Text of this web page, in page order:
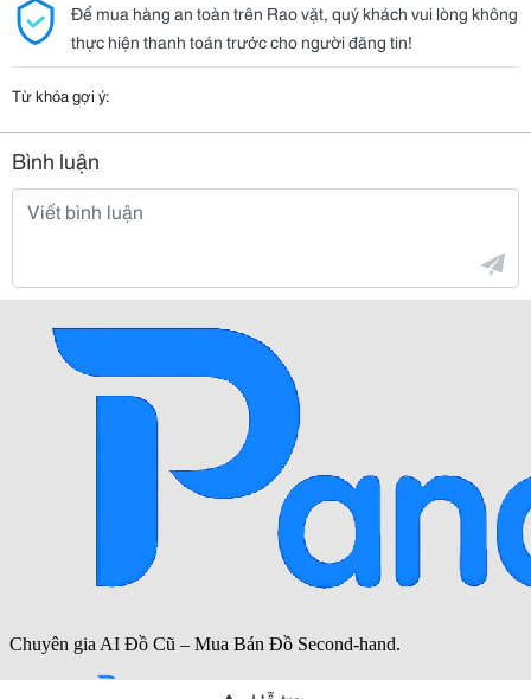
Để mua hàng an toàn trên Rao vặt, quý khách vui lòng không
thực hiện thanh toán trước cho người đăng tin!
Từ khóa gợi ý:
Bình luận